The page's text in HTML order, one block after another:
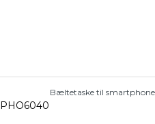
Bæltetaske til
PHO6040